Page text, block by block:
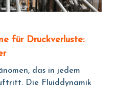
das in jedem
Die Fluiddynamik